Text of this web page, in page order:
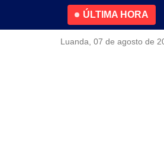
ÚLTIMA HORA
4.2% no primeiro trimestre Nova linha
Luanda, 07 de agosto de